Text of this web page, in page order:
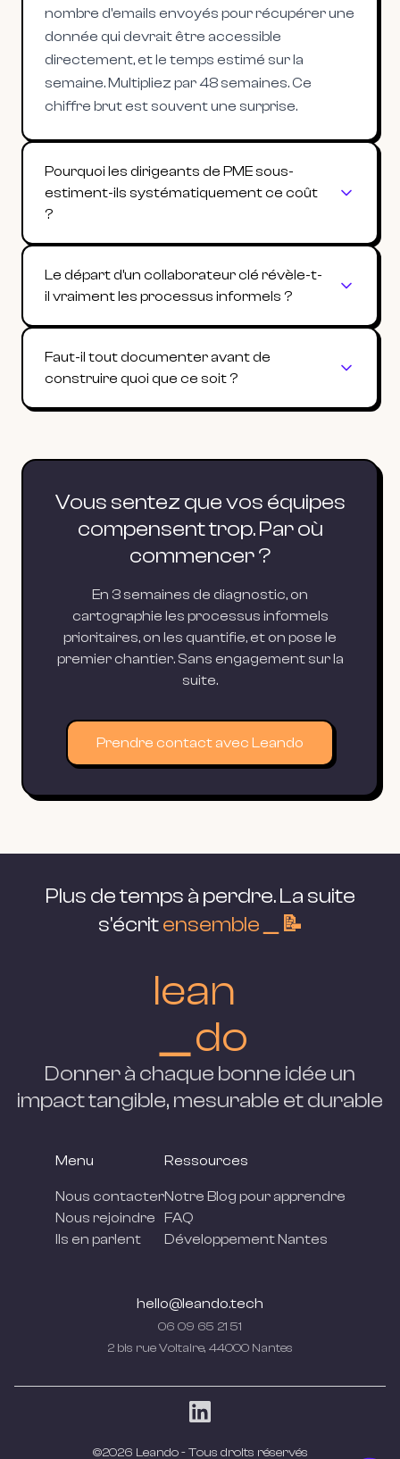
nombre d'emails envoyés pour récupérer une
donnée qui devrait être accessible
directement, et le temps estimé sur la
semaine. Multipliez par 48 semaines. Ce
chiffre brut est souvent une surprise.
Pourquoi les dirigeants de PME sous-
estiment-ils systématiquement ce coût
?
Le départ d'un collaborateur clé révèle-t-
il vraiment les processus informels ?
Faut-il tout documenter avant de
construire quoi que ce soit ?
Vous sentez que vos équipes
compensent trop. Par où
commencer ?
En 3 semaines de diagnostic, on
cartographie les processus informels
prioritaires, on les quantifie, et on pose le
premier chantier. Sans engagement sur la
suite.
Prendre contact avec Leando
Plus de temps à perdre. La suite
s'écrit ensemble＿📝
lean
＿do
Donner à chaque bonne idée un
impact tangible, mesurable etdurable
Menu
Nous contacter
Nous rejoindre
Ils en parlent
Ressources
Notre Blog pour apprendre
FAQ
Développement Nantes
hello@leando.tech
06 09 65 21 51
2 bis rue Voltaire, 44000 Nantes
©2026 Leando - Tous droits réservés